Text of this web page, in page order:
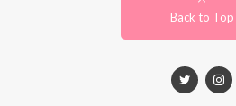
Back to Top